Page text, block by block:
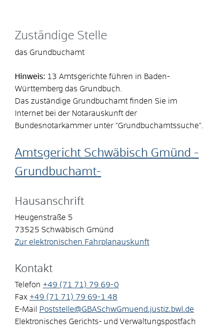
Zuständige Stelle
das Grundbuchamt
Hinweis: 13 Amtsgerichte führen in Baden-
Württemberg das Grundbuch.
Das zuständige Grundbuchamt finden Sie im
Internet bei der Notarauskunft der
Bundesnotarkammer unter "Grundbuchamtssuche".
Amtsgericht Schwäbisch Gmünd -
Grundbuchamt-
Hausanschrift
Heugenstraße 5
73525 Schwäbisch Gmünd
Zur elektronischen Fahrplanauskunft
Kontakt
Telefon +49 (71 71) 79 69-0
Fax +49 (71 71) 79 69-1 48
E-Mail
Poststelle@GBASchwGmuend.justiz.bwl.de
Elektronisches Gerichts- und Verwaltungspostfach